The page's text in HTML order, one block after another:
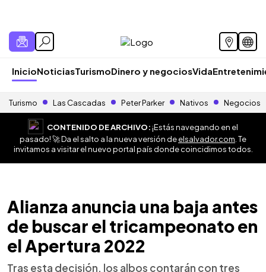
InicioNoticiasTurismoDinero y negociosVida
Turismo Las Cascadas Peter Parker Nativos Negocios
CONTENIDO DE ARCHIVO:¡Estás navegando en el
pasado! 🚀 Da el salto a la nueva versión deelsalvador.com . Te
invitamos a visitar el nuevo portal país donde coincidimos todos.
Alianza anuncia una baja antes
de buscar el tricampeonato en
el Apertura 2022
Tras esta decisión, los albos contarán con tres